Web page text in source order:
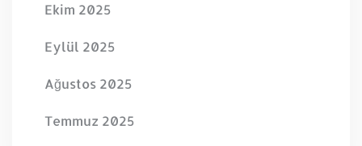
Ekim 2025
Eylül 2025
Ağustos 2025
Temmuz 2025